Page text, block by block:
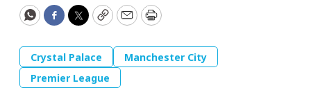
WhatsApp
Facebook
Twitter
CopyEmailPrint
Crystal Palace
Manchester City
Premier League